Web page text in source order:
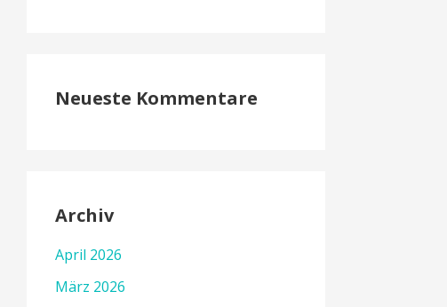
Neueste Kommentare
Archiv
April 2026
März 2026